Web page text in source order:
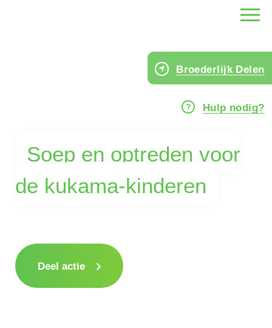
Soep en optreden voor
de kukama-kinderen
Broederlijk Delen
Hulp nodig?
Deel actie